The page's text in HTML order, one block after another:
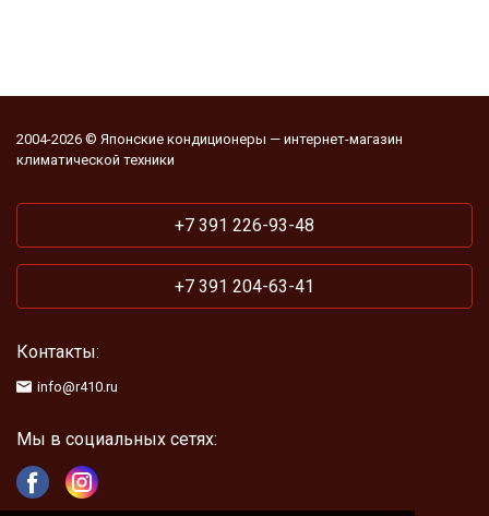
2004-2026 © Японские кондиционеры — интернет-магазин
климатической техники
+7 391 226-93-48
+7 391 204-63-41
Контакты:
info@r410.ru
Мы в социальных сетях: